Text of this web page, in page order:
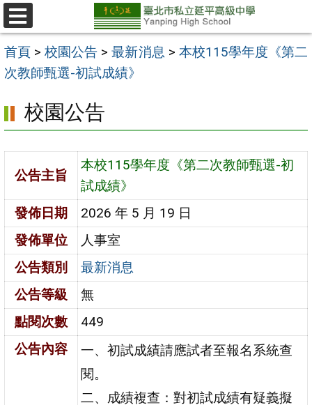
跳
至
主
要
區
選
單
首頁 >校園公告 >最新消息 > 本校115學年度《第二
次教師甄選-初試成績》
校園公告
公告主旨
本校115學年度《第二次教師甄選-初
試成績》
發佈日期
2026 年 5 月 19 日
發佈單位
人事室
公告類別
最新消息
公告等級
無
點閱次數
449
公告內容
一、初試成績請應試者至報名系統查
閱。
二、成績複查：對初試成績有疑義擬